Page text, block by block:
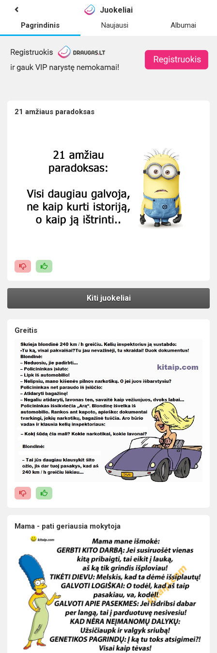
Juokeliai
Pagrindinis Naujausi Albumai
21 amžiaus paradoksas
Kiti juokeliai
Greitis
Mama - pati geriausia mokytoja